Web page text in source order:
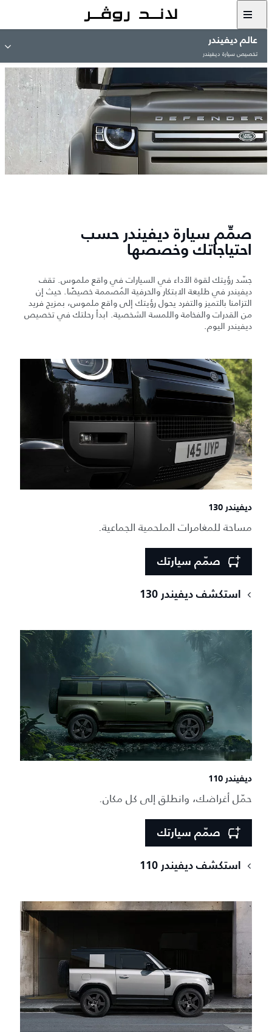
عالم ديفيندر
تخصيص سيارة ديفيندر
صمِّم سيارة ديفيندر حسب
احتياجاتك وخصصها
جسّد رؤيتك لقوة الأداء في السيارات في واقع ملموس. تقف
ديفيندر في طليعة الابتكار والحرفية المُصممة خصيصًا. حيث إن
التزامنا بالتميز والتفرد يحول رؤيتك إلى واقع ملموس، بمزيج فريد
من القدرات والفخامة واللمسة الشخصية. ابدأ رحلتك في تخصيص
ديفيندر اليوم.
ديفيندر 130
مساحة للمغامرات الملحمية الجماعية.
صمّم سيارتك
استكشف ديفيندر 130
ديفيندر 110
حمّل أغراضك، وانطلق إلى كل مكان.
صمّم سيارتك
استكشف ديفيندر 110